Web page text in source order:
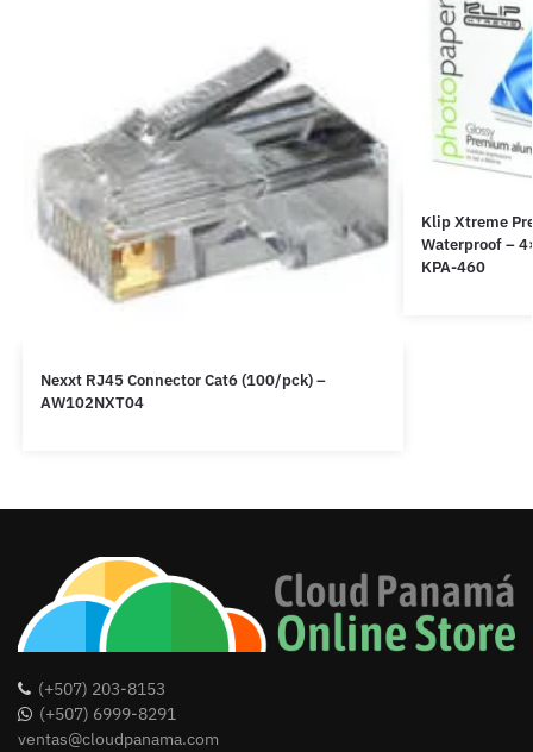
Nexxt RJ45 Connector Cat6 (100/pck) –
AW102NXT04
Klip Xtreme
Waterproof –
KPA-460
(+507) 203-8153
(+507) 6999-8291
ventas@cloudpanama.com